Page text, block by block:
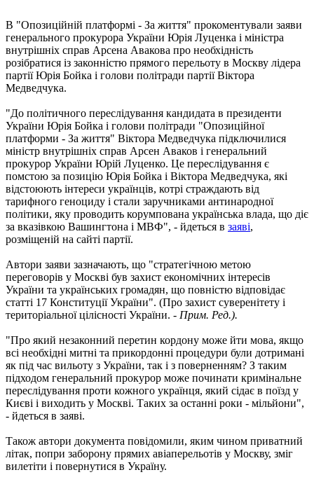
В "Опозиційній платформі - За життя" прокоментували заяви
генерального прокурора України Юрія Луценка і міністра
внутрішніх справ Арсена Авакова про необхідність
розібратися із законністю прямого перельоту в Москву лідера
партії Юрія Бойка і голови політради партії Віктора
Медведчука.
"До політичного переслідування кандидата в президенти
України Юрія Бойка і голови політради "Опозиційної
платформи - За життя" Віктора Медведчука підключилися
міністр внутрішніх справ Арсен Аваков і генеральний
прокурор України Юрій Луценко. Це переслідування є
помстою за позицію Юрія Бойка і Віктора Медведчука, які
відстоюють інтереси українців, котрі страждають від
тарифного геноциду і стали заручниками антинародної
політики, яку проводить корумпована українська влада, що діє
за вказівкою Вашингтона і МВФ", - йдеться в заяві,
розміщеній на сайті партії.
Автори заяви зазначають, що "стратегічною метою
переговорів у Москві був захист економічних інтересів
України та українських громадян, що повністю відповідає
статті 17 Конституції України". (Про захист суверенітету і
територіальної цілісності України. - Прим. Ред.).
"Про який незаконний перетин кордону може йти мова, якщо
всі необхідні митні та прикордонні процедури були дотримані
як під час вильоту з України, так і з поверненням? З таким
підходом генеральний прокурор може починати кримінальне
переслідування проти кожного українця, який сідає в поїзд у
Києві і виходить у Москві. Таких за останні роки - мільйони",
- йдеться в заяві.
Також автори документа повідомили, яким чином приватний
літак, попри заборону прямих авіаперельотів у Москву, зміг
вилетіти і повернутися в Україну.